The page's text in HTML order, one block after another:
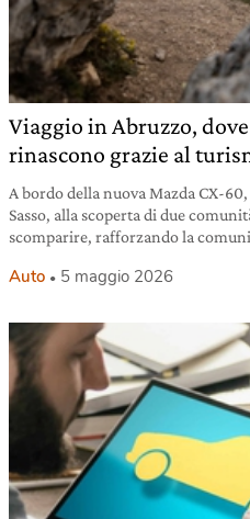
Viaggio in Abruzzo,
rinascono grazie al
A bordo della nuova Mazda CX-
Sasso, alla scoperta di due
scomparire, rafforzando la
Auto 5 maggio 2026